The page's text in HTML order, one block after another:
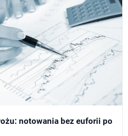
notowania bez euforii po